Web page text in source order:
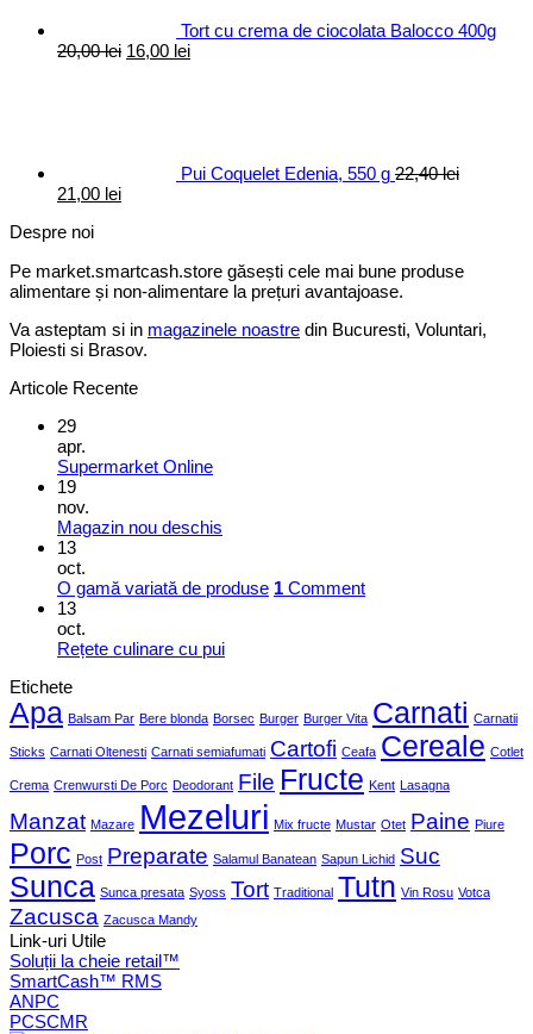
Tort cu crema de ciocolata Balocco 400g
20,00lei Prețul
16,00 leiPrețul
Pui Coquelet Edenia, 550 g 22,40lei
Prețul
a
22,40 lei.
21,00 leiPrețul
Despre noi
Pe market.smartcash.store găsești cele mai bune produse
alimentare și non-alimentare la prețuri avantajoase.
Va asteptam si in magazinele noastre din Bucuresti, Voluntari,
Ploiesti si Brasov.
Articole Recente
29
apr.
Supermarket Online
19
nov.
Magazin nou deschis
13
oct.
O gamă variată de produse 1 Comment
13
oct.
Rețete culinare cu pui
Etichete
Apa Balsam Par Bere blonda Borsec Burger Burger Vita Carnati Carnatii
Sticks Carnati Oltenesti Carnati semiafumati Cartofi Ceafa Cereale Cotlet
Crema Crenwursti De Porc Deodorant File Fructe Kent Lasagna
Manzat Mazare Mezeluri Mix fructe Mustar Otet Paine Piure
Porc Post Preparate Salamul Banatean Sapun Lichid Suc
Sunca Sunca presata Syoss Tort Traditional Tutn Vin Rosu Votca
Zacusca Zacusca Mandy
Link-uri Utile
Soluții la cheie retail™
SmartCash™ RMS
ANPC
PCSCMR